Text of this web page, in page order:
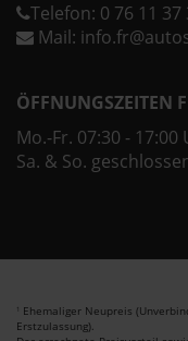
Telefon: 0 76 11 37
Mail:
ÖFFNUNGSZEITEN
Mo.-Fr. 07:30 - 17:00
Sa. & So.
1 Ehemaliger Neupreis
Erstzulassung).